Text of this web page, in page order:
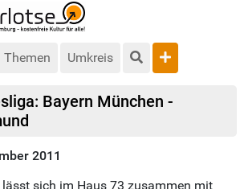
Themen Umkreis
Bayern München -
2011
sich im Haus 73 zusammen mit